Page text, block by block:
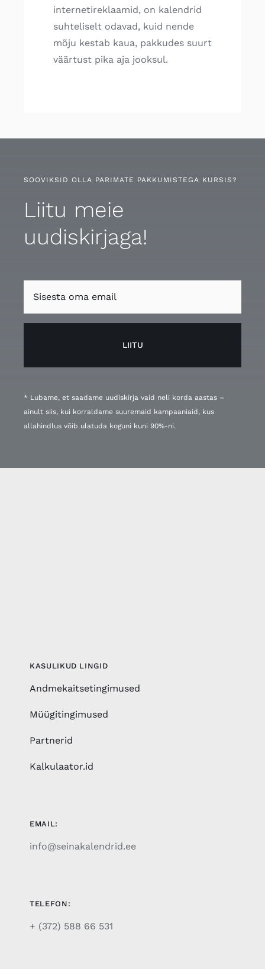
internetireklaamid, on kalendrid
suhteliselt odavad, kuid nende
mõju kestab kaua, pakkudes suurt
väärtust pika aja jooksul.
SOOVIKSID OLLA PARIMATE PAKKUMISTEGA KURSIS?
Liitu meie
uudiskirjaga!
LIITU
* Lubame, et saadame uudiskirja vaid neli korda aastas –
ainult siis, kui korraldame suuremaid kampaaniaid, kus
allahindlus võib ulatuda koguni kuni 90%-ni.
KASULIKUD LINGID
Andmekaitsetingimused
Müügitingimused
Partnerid
Kalkulaator.id
EMAIL:
info@seinakalendrid.ee
TELEFON:
+ (372) 588 66 531